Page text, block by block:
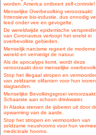
worden. America ontbeert zelf-controle!
Menselijke Overbevolking veroorzaakt:
Intensieve bio-industie, dus onnodig
leed onder vee en gevogelte.
De wereldwijde epidemische
van Coronavirus verloopt het snelst in
overbevolkte gebieden.
Menselijk narcisme regeert de moderne
wereld en vernietigt de natuur.
Als de apocalyps komt, wordt deze
veroorzaakt door menselijke
Stop het illegaal stropen en
van zeldzame olifanten voor hun ivoren
slagtanden.
Menselijke Bevolkingsgroei veroorzaakt:
Schaarste aan schoon drinkwater.
In Alaska sterven de ijsberen uit door
opwarming van de aarde.
Stop het stropen en vermoorden van
zeldzame neushoorns voor hun
medicinale hoorns.